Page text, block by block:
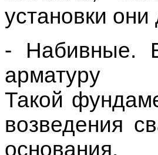
- Буровые. В
основания.
- Забивные.
забивают в